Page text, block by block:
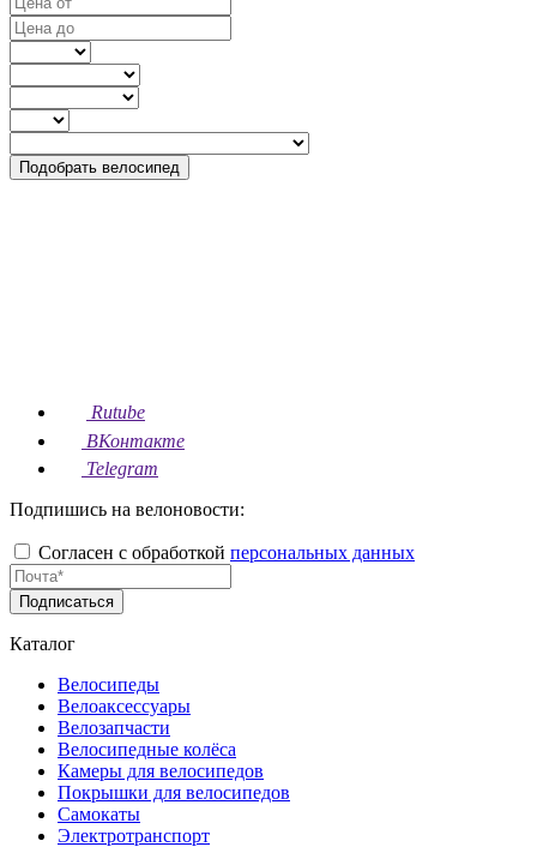
Подобрать велосипед
Rutube
ВКонтакте
Telegram
Подпишись на велоновости:
Согласен с обработкой персональных данных
Подписаться
Каталог
Велосипеды
Велоаксессуары
Велозапчасти
Велосипедные колёса
Камеры для велосипедов
Покрышки для велосипедов
Самокаты
Электротранспорт